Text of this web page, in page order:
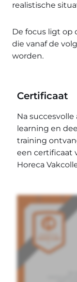
realistische
De focus ligt op
die vanaf de
worden.
Certificaat
Na
learning en
training
een certificaat
Horeca